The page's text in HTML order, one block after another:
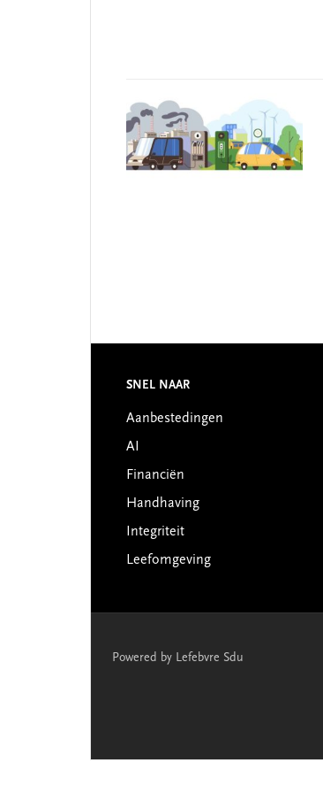
Footer
SNEL NAAR
Aanbestedingen
AI
Financiën
Handhaving
Integriteit
Leefomgeving
Powered by Lefebvre Sdu